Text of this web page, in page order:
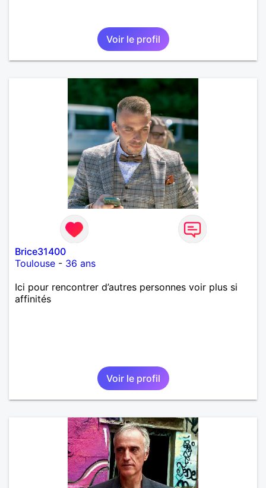
Voir le profil
Brice31400
Toulouse - 36 ans
Ici pour rencontrer d’autres personnes voir plus si
affinités
Voir le profil